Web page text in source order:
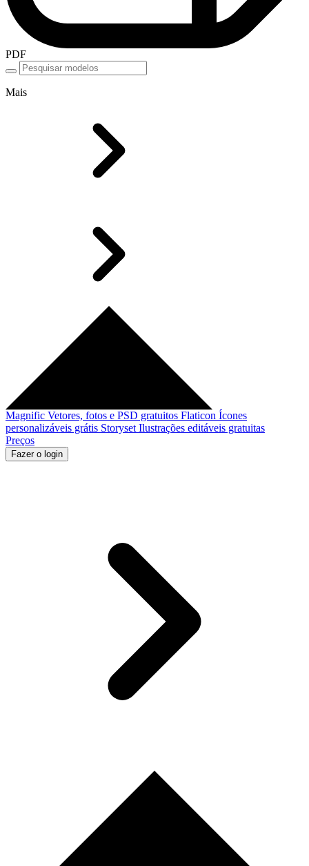
PDF
Mais
Magnific Vetores, fotos e PSD gratuitos Flaticon Ícones
personalizáveis grátis Storyset Ilustrações editáveis gratuitas
Preços
Fazer o login